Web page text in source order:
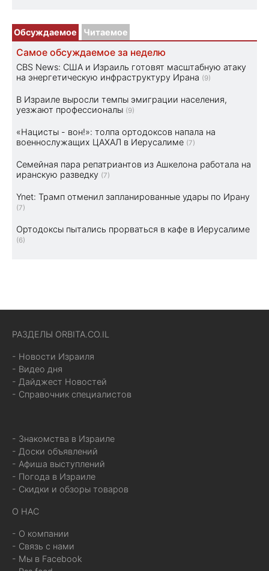
Обсуждаемое Читаемое
Самое обсуждаемое за неделю
CBS News: США и Израиль готовят масштабную атаку
на энергетическую инфраструктуру Ирана (9)
В Израиле выросли темпы эмиграции населения,
уезжают профессионалы (9)
«Нацисты - вон!»: толпа ортодоксов напала на
военнослужащих ЦАХАЛ в Иерусалиме (7)
Семейная пара репатриантов из Ашкелона работала на
иранскую разведку (7)
Ynet: Трамп отменил запланированные удары по Ирану
(7)
Ортодоксы пытались прорваться в кафе в Иерусалиме
(6)
РАЗДЕЛЫ ORBITA.CO.IL
- Новости Израиля
- Видео дня
- Дайджест Новостей
- Справочник специалистов
- Знакомства в Израиле
- Доски объявлений
- Афиша выступлений
- Погода в Израиле
- Скидки и обзоры товаров
О НАС
- О компании
- Связь с нами
- Мы в Facebook